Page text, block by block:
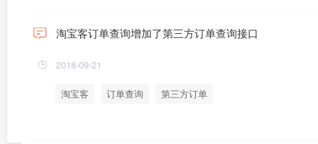
淘宝客订单查询增加了第三方订单查询接口
2018-09-21
淘宝客 订单查询 第三方订单